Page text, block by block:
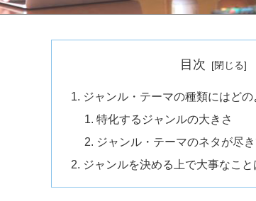
目次
ジャンル・テーマの種類にはど
特化するジャンルの大きさ
ジャンル・テーマのネタが尽
ジャンルを決める上で大事なこと